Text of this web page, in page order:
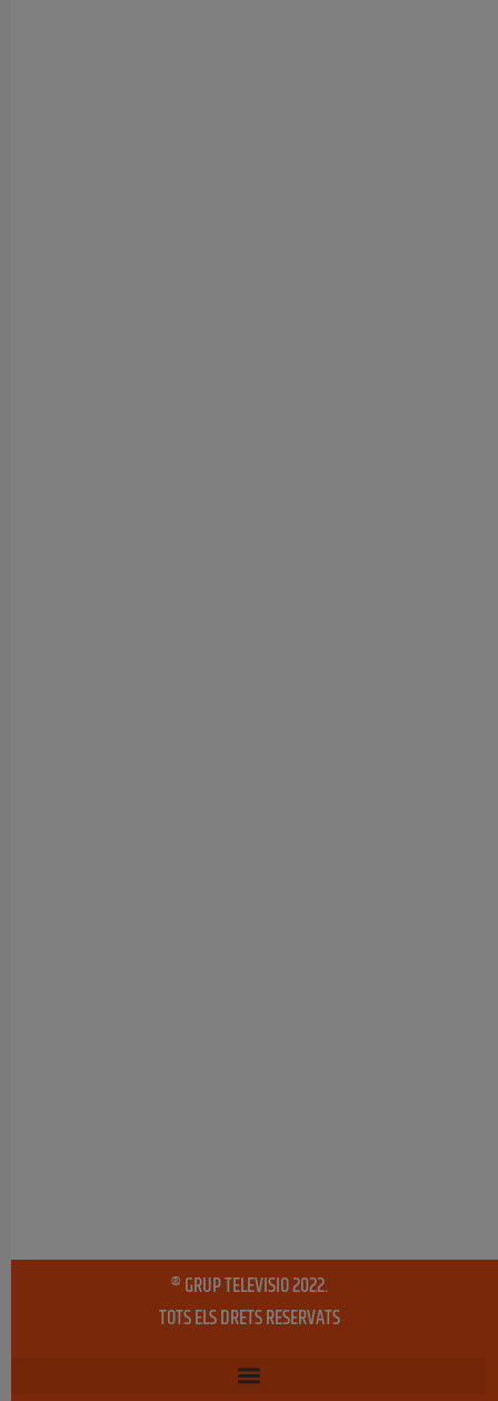
® GRUP TELEVISIO 2022.
TOTS ELS DRETS RESERVATS